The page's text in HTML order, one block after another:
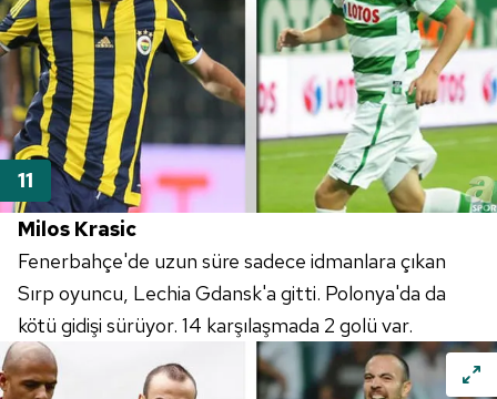
Milos Krasic
Fenerbahçe'de uzun süre sadece idmanlara çıkan
Sırp oyuncu, Lechia Gdansk'a gitti. Polonya'da da
kötü gidişi sürüyor. 14 karşılaşmada 2 golü var.